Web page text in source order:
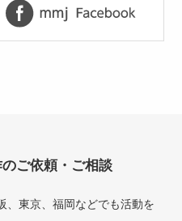
ご依頼・ご相談
、東京、福岡などでも活動を